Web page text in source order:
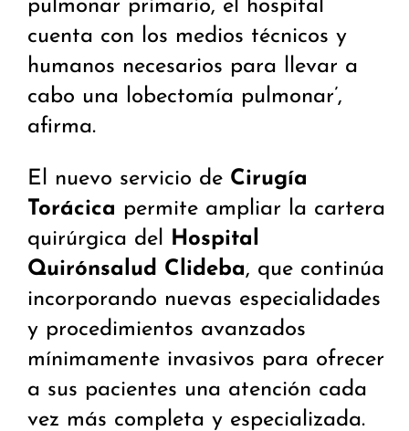
pulmonar primario, el hospital
cuenta con los medios técnicos y
humanos necesarios para llevar a
cabo una lobectomía pulmonar’,
afirma.
El nuevo servicio de Cirugía
Torácica permite ampliar la cartera
quirúrgica del Hospital
Quirónsalud Clideba, que continúa
incorporando nuevas especialidades
y procedimientos avanzados
mínimamente invasivos para ofrecer
a sus pacientes una atención cada
vez más completa y especializada.